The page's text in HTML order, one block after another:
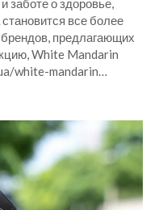
заботе о здоровье,
все более
предлагающих
White Mandarin
white-mandarin…